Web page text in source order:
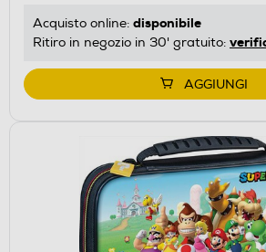
Acquisto online: disponibile
Ritiro in negozio in 30' gratuito:
AGGIUNGI